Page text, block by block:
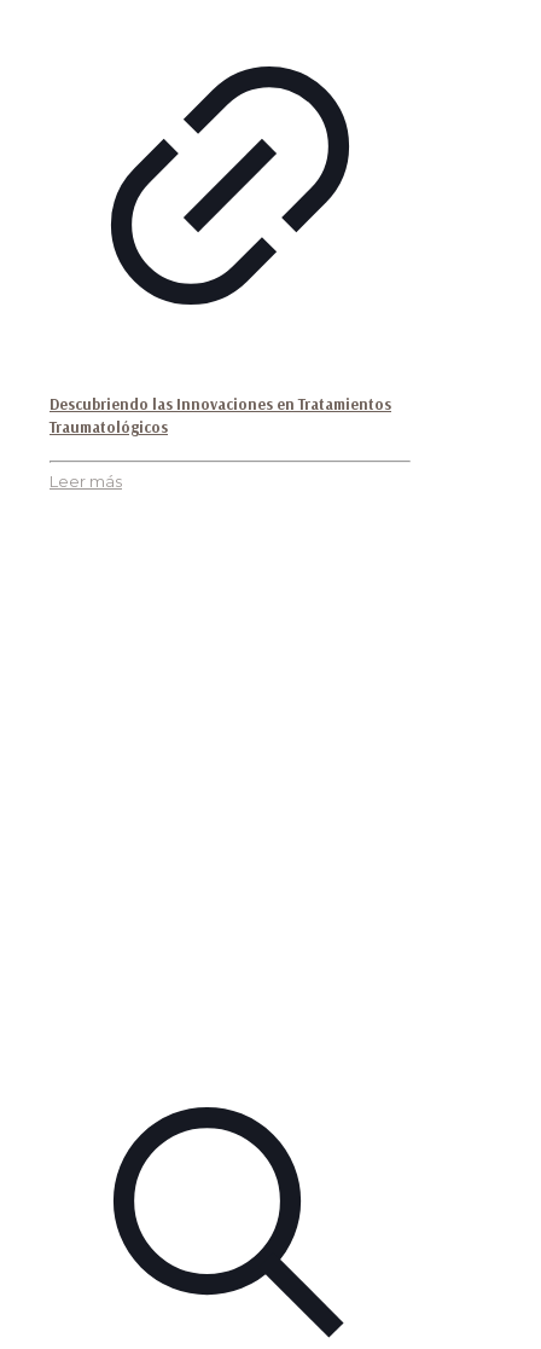
Descubriendo las Innovaciones en Tratamientos
Traumatológicos
Leer más